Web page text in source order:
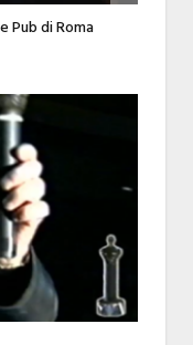
Pub di Roma